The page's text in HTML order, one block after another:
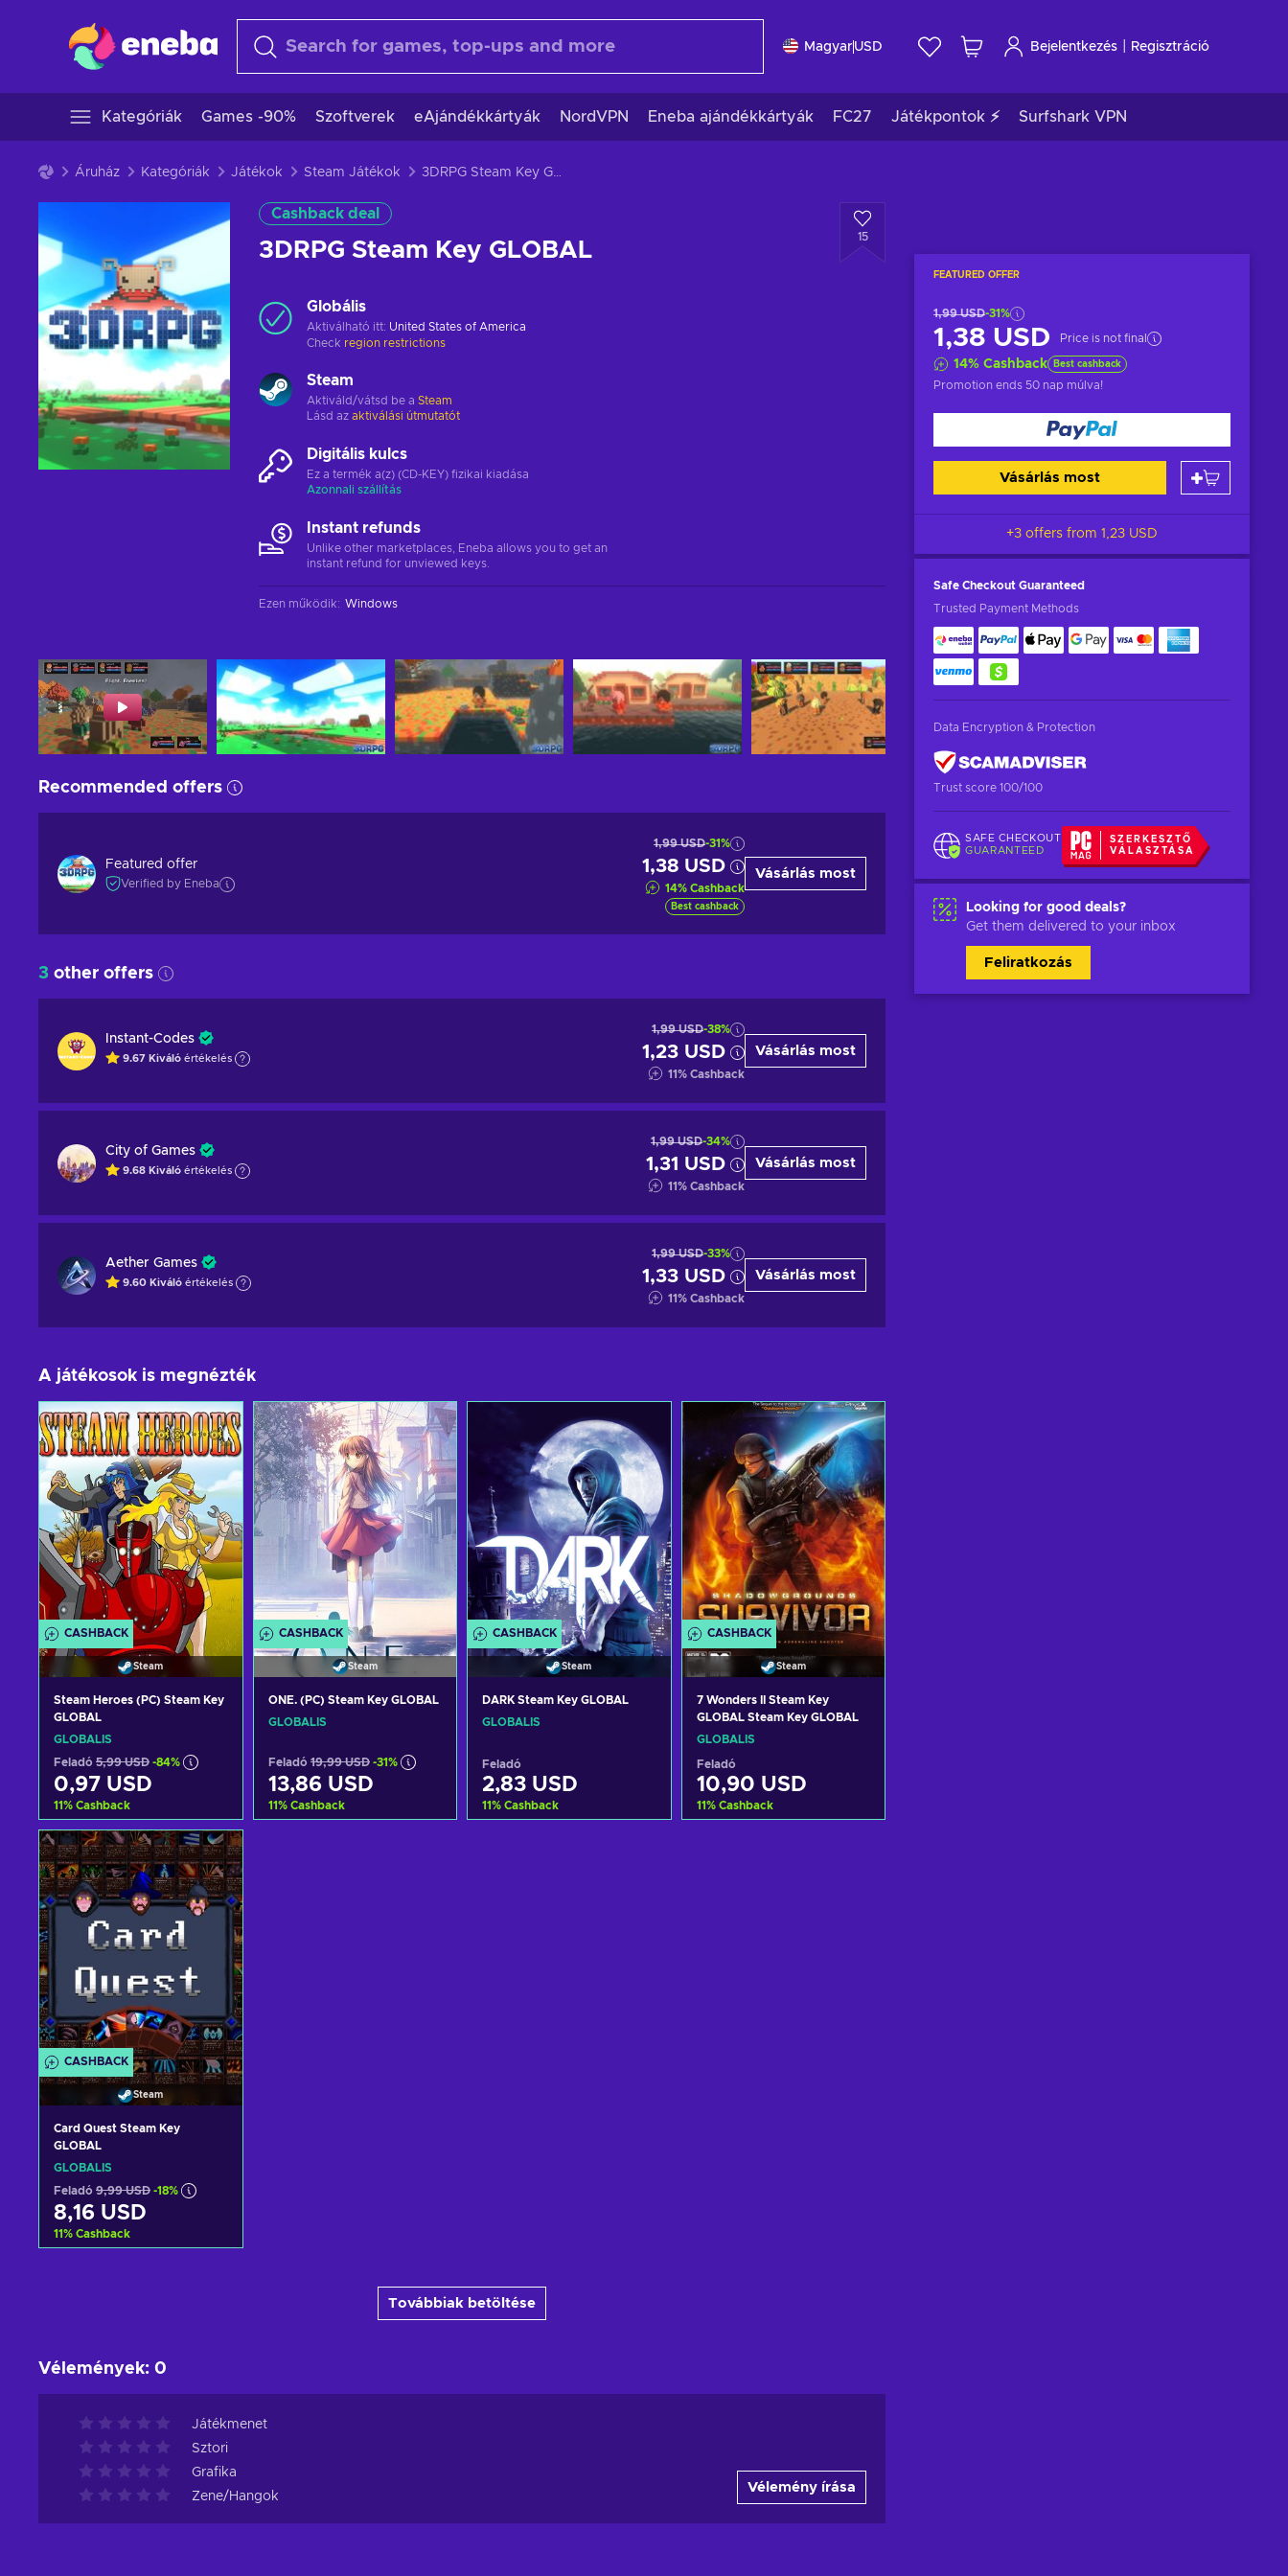
MagyarUSD Bejelentkezés Regisztráció
Kategóriák Games -90% Szoftverek eAjándékkártyák NordVPN Eneba ajándékkártyák FC27 Játékpontok ⚡ Surfshark VPN
Áruház Kategóriák Játékok Steam Játékok 3DRPG Steam Key GLOBAL
Cashback deal
3DRPG Steam Key GLOBAL
15
FEATURED OFFER
1,99 USD-31%
1,38 USD Price is not final
14% Cashback Best cashback
Promotion ends 50 nap múlva!
Vásárlás most
+3 offers from 1,23 USD
Safe Checkout Guaranteed
Trusted Payment Methods
Data Encryption & Protection
Trust score 100/100
SAFE CHECKOUT
GUARANTEED
SZERKESZTŐ
VÁLASZTÁSA
Looking for good deals?
Get them delivered to your inbox
Feliratkozás
Globális
Aktiválható itt: United States of America
Check region restrictions
Steam
Aktiváld/vátsd be a Steam
Lásd az aktiválási útmutatót
Digitális kulcs
Ez a termék a(z) (CD-KEY) fizikai kiadása
Azonnali szállítás
Instant refunds
Unlike other marketplaces, Eneba allows you to get an
instant refund for unviewed keys.
Ezen működik: Windows
Recommended offers
Featured offer
Verified by Eneba
1,99 USD-31%
1,38 USD
14% Cashback
Best cashback
Vásárlás most
3 other offers
Instant-Codes
9.67 Kiváló értékelés
1,99 USD-38%
1,23 USD
11% Cashback
Vásárlás most
City of Games
9.68 Kiváló értékelés
1,99 USD-34%
1,31 USD
11% Cashback
Vásárlás most
Aether Games
9.60 Kiváló értékelés
1,99 USD-33%
1,33 USD
11% Cashback
Vásárlás most
A játékosok is megnézték
CASHBACK
Steam
Steam Heroes (PC) Steam Key
GLOBAL
GLOBÁLIS
Feladó 5,99 USD -84%
0,97 USD
11% Cashback
Kosárba
View offers
CASHBACK
Steam
ONE. (PC) Steam Key GLOBAL
GLOBÁLIS
Feladó 19,99 USD -31%
13,86 USD
11% Cashback
CASHBACK
Steam
DARK Steam Key GLOBAL
GLOBÁLIS
Feladó
2,83 USD
11% Cashback
CASHBACK
Steam
7 Wonders II Steam Key
GLOBAL Steam Key GLOBAL
GLOBÁLIS
Feladó
10,90 USD
11% Cashback
CASHBACK
Steam
Card Quest Steam Key
GLOBAL
GLOBÁLIS
Feladó 9,99 USD -18%
8,16 USD
11% Cashback
Továbbiak betöltése
Vélemények: 0
Játékmenet
Sztori
Grafika
Zene/Hangok
Vélemény írása